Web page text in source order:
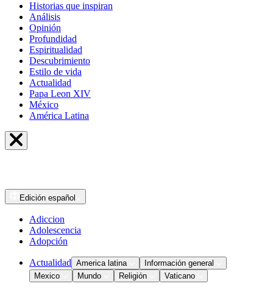
Historias que inspiran
Análisis
Opinión
Profundidad
Espiritualidad
Descubrimiento
Estilo de vida
Actualidad
Papa Leon XIV
México
América Latina
Edición español
Adiccion
Adolescencia
Adopción
Actualidad America latina
Información general
Mexico
Mundo Religión Vaticano